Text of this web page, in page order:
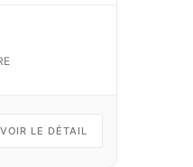
dans
œuvres
d’art
VOIR LE DÉTAIL